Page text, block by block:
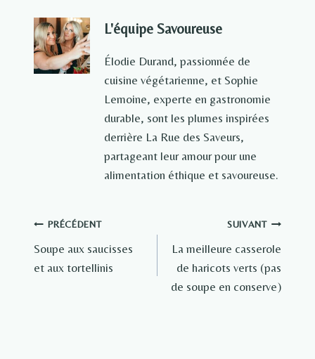
L'équipe Savoureuse
Élodie Durand, passionnée de
cuisine végétarienne, et Sophie
Lemoine, experte en gastronomie
durable, sont les plumes inspirées
derrière La Rue des Saveurs,
partageant leur amour pour une
alimentation éthique et savoureuse.
Navigation
de
PRÉCÉDENT
Soupe aux saucisses
et aux tortellinis
SUIVANT
La meilleure casserole
de haricots verts (pas
de soupe en conserve)